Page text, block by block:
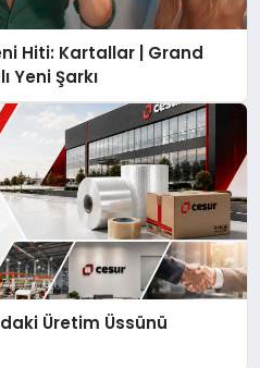
Hiti: Kartallar | Grand
Yeni Şarkı
Üretim Üssünü